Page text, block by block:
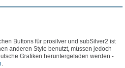
Buttons für prosilver und subSilver2 ist
anderen Style benutzt, müssen jedoch
Grafiken heruntergeladen werden -
.